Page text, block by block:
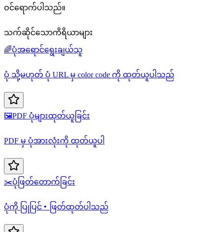
ဝင်ရောက်ပါသည်။
သက်ဆိုင်သောကိရိယာများ
🌈ပုံအရောင်ရွေးချယ်သူ
ပုံ သို့မဟုတ် ပုံ URL မှ color code ကို ထုတ်ယူပါသည်
🖼️PDF ပုံများထုတ်ယူခြင်း
PDF မှ ပုံအားလုံးကို ထုတ်ယူပါ
✂️ပုံဖြတ်တောက်ခြင်း
ပုံကို ပြုပြင်・ဖြတ်ထုတ်ပါသည်